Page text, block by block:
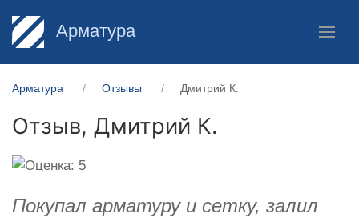
Арматура
Арматура Отзывы Дмитрий К.
Отзыв, Дмитрий К.
Покупал арматуру и сетку, залил